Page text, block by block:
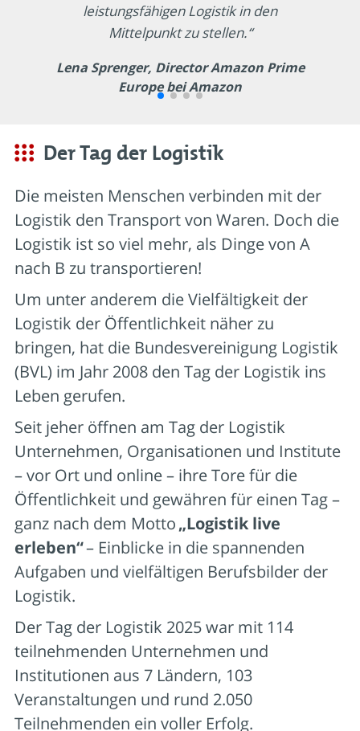
leistungsfähigen Logistik in den
Mittelpunkt zu stellen.“
Lena Sprenger, Director Amazon Prime
Europe bei Amazon
Der Tag der Logistik
Die meisten Menschen verbinden mit der
Logistik den Transport von Waren. Doch die
Logistik ist so viel mehr, als Dinge von A
nach B zu transportieren!
Um unter anderem die Vielfältigkeit der
Logistik der Öffentlichkeit näher zu
bringen, hat die Bundesvereinigung Logistik
(BVL) im Jahr 2008 den Tag der Logistik ins
Leben gerufen.
Seit jeher öffnen am Tag der Logistik
Unternehmen, Organisationen und Institute
– vor Ort und online – ihre Tore für die
Öffentlichkeit und gewähren für einen Tag –
ganz nach dem Motto„Logistik live
erleben“– Einblicke in die spannenden
Aufgaben und vielfältigen Berufsbilder der
Logistik.
Der Tag der Logistik 2025 war mit 114
teilnehmenden Unternehmen und
Institutionen aus 7 Ländern, 103
Veranstaltungen und rund 2.050
Teilnehmenden ein voller Erfolg.